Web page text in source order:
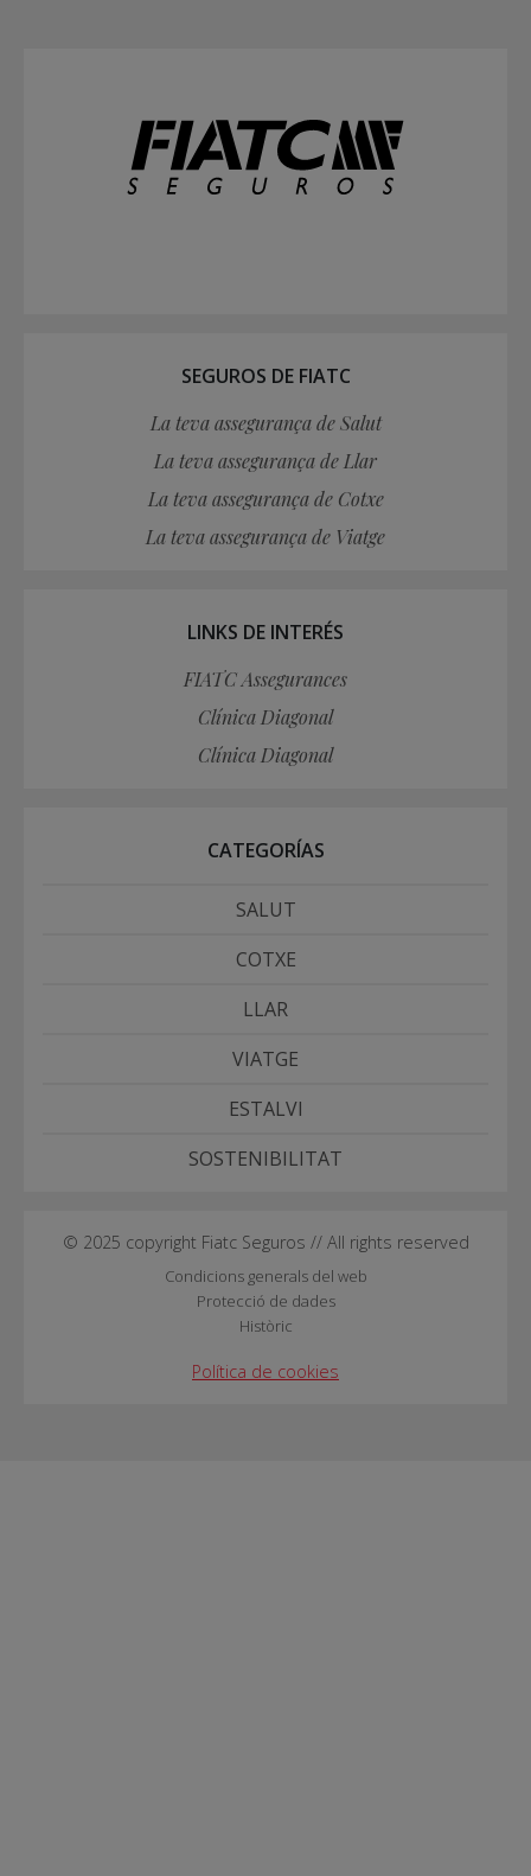
SEGUROS DE FIATC
La teva assegurança de Salut
La teva assegurança de Llar
La teva assegurança de Cotxe
La teva assegurança de Viatge
LINKS DE INTERÉS
FIATC Assegurances
Clínica Diagonal
Clínica Diagonal
CATEGORÍAS
SALUT
COTXE
LLAR
VIATGE
ESTALVI
SOSTENIBILITAT
© 2025 copyright Fiatc Seguros // All rights reserved
Condicions generals del web
Protecció de dades
Històric
Política de cookies